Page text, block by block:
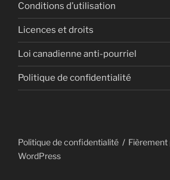
Conditions d’utilisation
Licences et droits
Loi canadienne anti-pourriel
Politique de confidentialité
Politique de confidentialité
Fièrement
WordPress